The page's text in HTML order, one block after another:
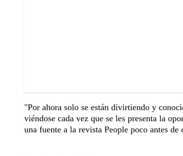
"Por ahora solo se están divirtiendo y
viéndose cada vez que se les presenta la
una fuente a la revista People poco antes de